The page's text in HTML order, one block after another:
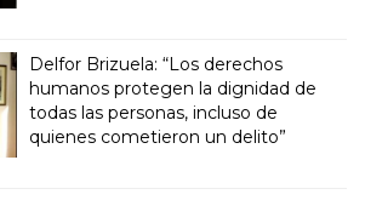
Delfor Brizuela: “Los derechos
humanos protegen la dignidad de
todas las personas, incluso de
quienes cometieron un delito”